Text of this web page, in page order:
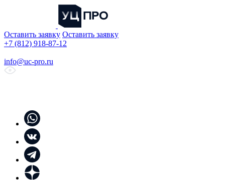
Оставить заявку Оставить заявку
+7 (812) 918-87-12
info@uc-pro.ru